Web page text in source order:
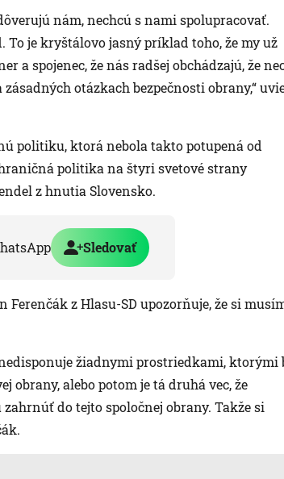
nám, nechcú s nami spolupracovať.
To je kryštálovo jasný príklad toho, že my už
a spojenec, že nás radšej obchádzajú, že
otázkach bezpečnosti obrany,“
politiku, ktorá nebola takto potupená od
politika na štyri svetové strany
z hnutia Slovensko.
Sledovať
z Hlasu-SD upozorňuje, že si
žiadnymi prostriedkami, ktorými
obrany, alebo potom je tá druhá vec, že
do tejto spoločnej obrany. Takže si